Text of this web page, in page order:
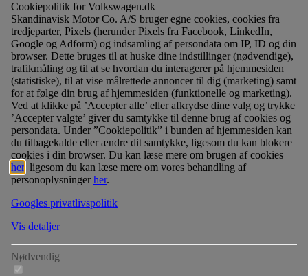
Cookiepolitik for Volkswagen.dk
Skandinavisk Motor Co. A/S bruger egne cookies, cookies fra
tredjeparter, Pixels (herunder Pixels fra Facebook, LinkedIn,
Google og Adform) og indsamling af persondata om IP, ID og din
browser. Dette bruges til at huske dine indstillinger (nødvendige),
trafikmåling og til at se hvordan du interagerer på hjemmesiden
(statistiske), til at vise målrettede annoncer til dig (marketing) samt
for at følge din brug af hjemmesiden (funktionelle og marketing).
Ved at klikke på ’Accepter alle’ eller afkrydse dine valg og trykke
’Accepter valgte’ giver du samtykke til denne brug af cookies og
persondata. Under ”Cookiepolitik” i bunden af hjemmesiden kan
du tilbagekalde eller ændre dit samtykke, ligesom du kan blokere
cookies i din browser. Du kan læse mere om brugen af cookies
her , ligesom du kan læse mere om vores behandling af
personoplysningerher.
Googles privatlivspolitik
Vis detaljer
Nødvendig